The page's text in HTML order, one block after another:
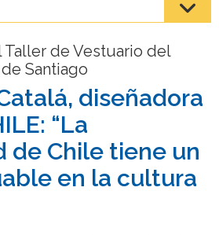
Estudiantes
Académicas/os
Funcionarias/os
Egresadas/os
de Vestuario del
Santiago
diseñadora
“La
de Chile tiene un
en la cultura